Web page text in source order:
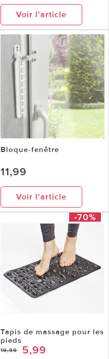
Voir l’article
Bloque-fenêtre
11,99
Voir l’article
-70%
Tapis de massage pour les
pieds
19,99 5,99